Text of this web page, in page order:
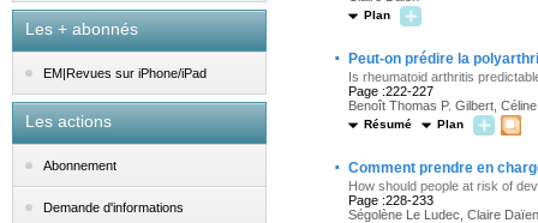
Les + abonnés
EM|Revues sur iPhone/iPad
Les actions
Abonnement
Demande d'informations
Plan
· Peut-on prédire la
Is rheumatoid arthritis
Page :222-227
Benoît Thomas P. Gilbert,
Résumé Plan
· Comment prendre en
How should people at risk of
Page :228-233
Ségolène Le Ludec, Claire Daïen